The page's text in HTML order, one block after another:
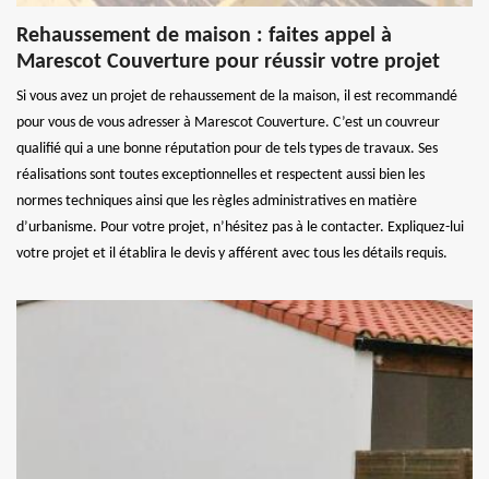
Rehaussement de maison : faites appel à
Marescot Couverture pour réussir votre projet
Si vous avez un projet de rehaussement de la maison, il est recommandé
pour vous de vous adresser à Marescot Couverture. C’est un couvreur
qualifié qui a une bonne réputation pour de tels types de travaux. Ses
réalisations sont toutes exceptionnelles et respectent aussi bien les
normes techniques ainsi que les règles administratives en matière
d’urbanisme. Pour votre projet, n’hésitez pas à le contacter. Expliquez-lui
votre projet et il établira le devis y afférent avec tous les détails requis.